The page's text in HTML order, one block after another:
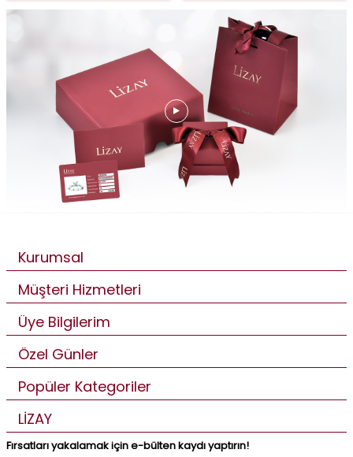
Kurumsal
Müşteri Hizmetleri
Üye Bilgilerim
Özel Günler
Popüler Kategoriler
LİZAY
Fırsatları yakalamak için e-bülten kaydı yaptırın!